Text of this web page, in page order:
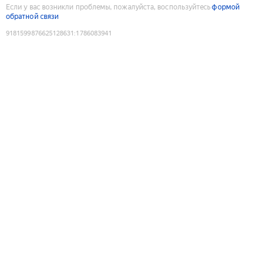
Если у вас возникли проблемы, пожалуйста, воспользуйтесьформой
обратной связи
9181599876625128631 :1786083941